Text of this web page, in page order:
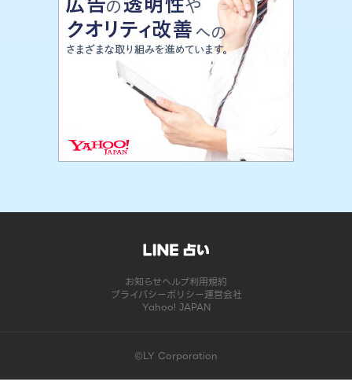
お知らせヘルプ利用規約
プライバシーポリシー運営会社
Yahoo! JAPAN
©LY Corporation
このコンテンツは掲載が終了しました | LINE占い